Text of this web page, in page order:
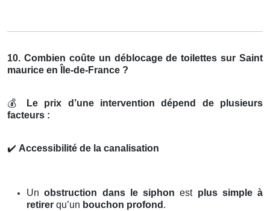
10. Combien coûte un déblocage de toilettes sur Saint
maurice en Île-de-France ?
💰
Le prix d’une intervention dépend de plusieurs
facteurs :
✔️ Accessibilité de la canalisation
Unobstruction dans le siphon est plus simple à
retirer qu’un bouchon profond .